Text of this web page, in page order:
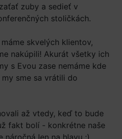
zuby a sedieť v
stoličkách.
skvelých klientov,
nakúpili! Akurát všetky ich
s Evou zase nemáme kde
sme sa vrátili do
až vtedy, keď to bude
fakt bolí - konkrétne naše
náročná len na hlavu :)